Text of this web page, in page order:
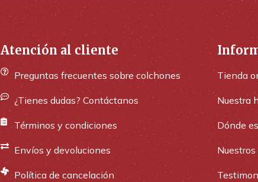
Atención al cliente
Preguntas frecuentes sobre colchones
¿Tienes dudas? Contáctanos
Términos y condiciones
Envíos y devoluciones
Política de cancelación
Tienda
Nuestra
Dónde